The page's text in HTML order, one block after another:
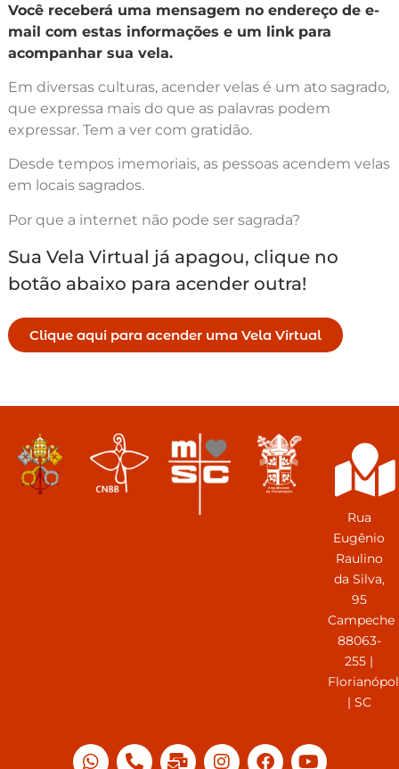
Você receberá uma mensagem no endereço de e-
mail com estas informações e um link para
acompanhar sua vela.
Em diversas culturas, acender velas é um ato sagrado,
que expressa mais do que as palavras podem
expressar. Tem a ver com gratidão.
Desde tempos imemoriais, as pessoas acendem velas
em locais sagrados.
Por que a internet não pode ser sagrada?
Sua Vela Virtual já apagou, clique no
botão abaixo para acender outra!
Clique aqui para acender uma Vela Virtual
Rua
Eugênio
Raulino
da Silva,
95
Campeche
88063-
255 |
| SC